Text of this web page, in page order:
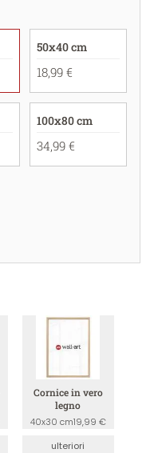
50x40 cm
18,99 €
100x80 cm
34,99 €
Cornice in vero
legno
40x30 cm19,99 €
ulteriori